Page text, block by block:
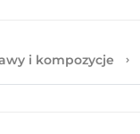
i kompozycje